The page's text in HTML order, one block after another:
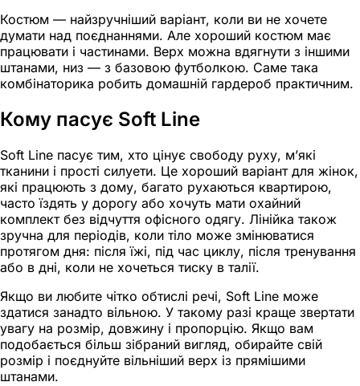
Костюм — найзручніший варіант, коли ви не хочете
думати над поєднаннями. Але хороший костюм має
працювати і частинами. Верх можна вдягнути з іншими
штанами, низ — з базовою футболкою. Саме така
комбінаторика робить домашній гардероб практичним.
Кому пасує Soft Line
Soft Line пасує тим, хто цінує свободу руху, м’які
тканини і прості силуети. Це хороший варіант для жінок,
які працюють з дому, багато рухаються квартирою,
часто їздять у дорогу або хочуть мати охайний
комплект без відчуття офісного одягу. Лінійка також
зручна для періодів, коли тіло може змінюватися
протягом дня: після їжі, під час циклу, після тренування
або в дні, коли не хочеться тиску в талії.
Якщо ви любите чітко обтислі речі, Soft Line може
здатися занадто вільною. У такому разі краще звертати
увагу на розмір, довжину і пропорцію. Якщо вам
подобається більш зібраний вигляд, обирайте свій
розмір і поєднуйте вільніший верх із прямішими
штанами.